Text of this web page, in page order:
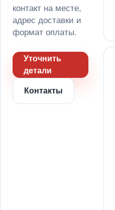
контакт на месте,
адрес доставки и
формат оплаты.
Уточнить
детали
Контакты